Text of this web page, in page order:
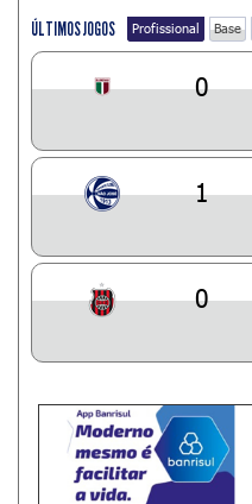
ÚLTIMOS JOGOS Profissional Base
0
1
0